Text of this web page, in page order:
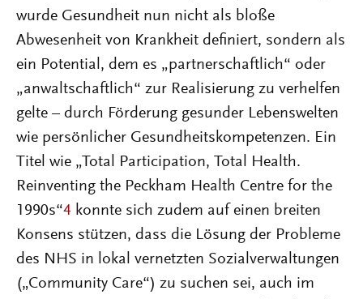
wurde Gesundheit nun nicht als bloße
Abwesenheit von Krankheit definiert, sondern als
ein Potential, dem es „partnerschaftlich“ oder
„anwaltschaftlich“ zur Realisierung zu verhelfen
gelte – durch Förderung gesunder Lebenswelten
wie persönlicher Gesundheitskompetenzen. Ein
Titel wie „Total Participation, Total Health.
Reinventing the Peckham Health Centre for the
1990s“4 konnte sich zudem auf einen breiten
Konsens stützen, dass die Lösung der Probleme
des NHS in lokal vernetzten Sozialverwaltungen
(„Community Care“) zu suchen sei, auch im